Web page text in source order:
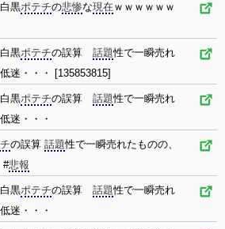
白黒ポテチの悲惨な現在ｗｗｗｗｗｗ
白黒ポテチの誤算 話題性で一瞬売れ
迷・・・ [135853815]
白黒ポテチの誤算 話題性で一瞬売れ
迷・・・
の誤算 話題性で一瞬売れたものの、
#悲報
白黒ポテチの誤算 話題性で一瞬売れ
迷・・・